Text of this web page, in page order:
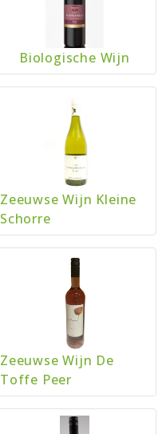
Biologische Wijn
Zeeuwse Wijn Kleine
Schorre
Zeeuwse Wijn De
Toffe Peer